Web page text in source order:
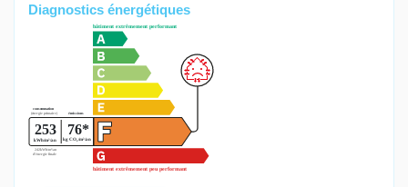
Diagnostics énergétiques